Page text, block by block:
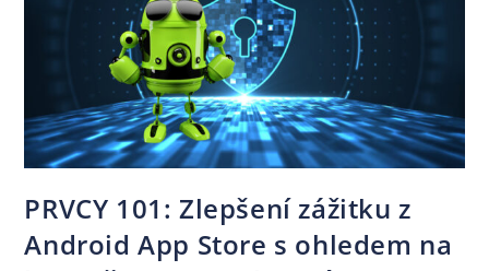
PRVCY 101: Zlepšení zážitku z
Android App Store s ohledem na